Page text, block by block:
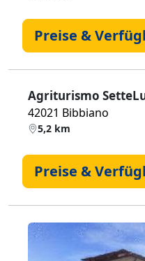
Preise &
Agriturismo
42021 Bibbiano
5,2 km
Preise &